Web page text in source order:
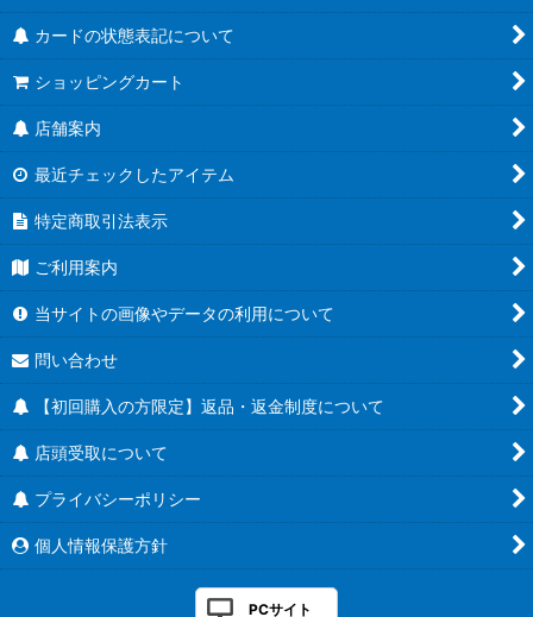
カードの状態表記について
ショッピングカート
店舗案内
最近チェックしたアイテム
特定商取引法表示
ご利用案内
当サイトの画像やデータの利用について
問い合わせ
【初回購入の方限定】返品・返金制度について
店頭受取について
プライバシーポリシー
個人情報保護方針
PCサイト